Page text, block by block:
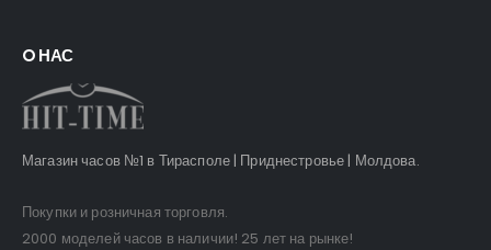
O НАС
Магазин часов №1 в Тирасполе | Приднестровье | Молдова.
Покупки и розничная торговля.
2000 моделей часов в наличии! 25 лет на рынке!